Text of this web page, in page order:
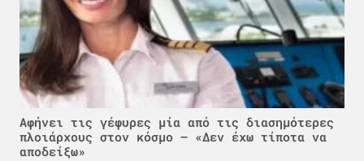
Αφήνει τις γέφυρες μία από τις διασημότερες
πλοιάρχους στον κόσμο – «Δεν έχω τίποτα να
αποδείξω»